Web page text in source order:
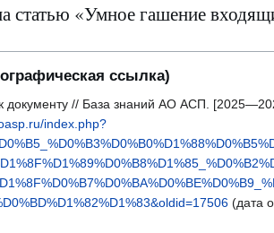
статью «Умное гашение
ссылка)
документу // База знаний АО АСП.
index.php?
(дата